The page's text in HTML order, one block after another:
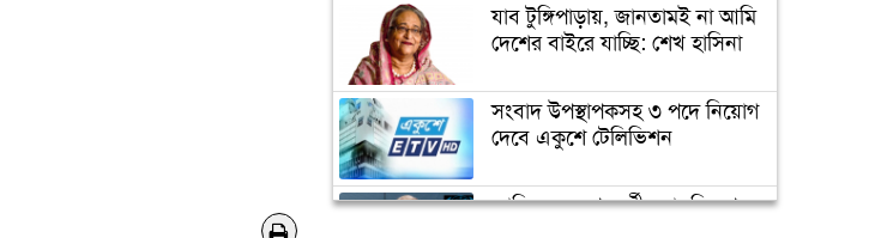
যাব টুঙ্গিপাড়ায়, জানতামই না আমি
দেশের বাইরে যাচ্ছি: শেখ হাসিনা
সংবাদ উপস্থাপকসহ ৩ পদে নিয়োগ
দেবে একুশে টেলিভিশন
জাতিসংঘের পরবর্তী মহাসচিব পদে